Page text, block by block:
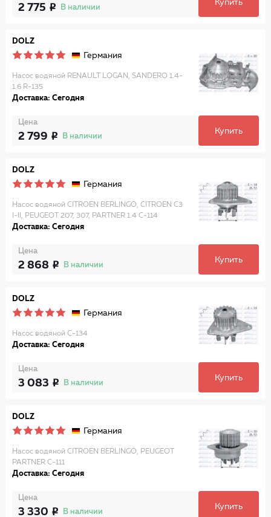
2 775 В наличии
Купить
DOLZ
Германия
Насос водяной RENAULT LOGAN, SANDERO 1.4-
1.6 R-135
Доставка: Сегодня
Цена
2 799 В наличии
Купить
DOLZ
Германия
Насос водяной CITROEN BERLINGO, CITROEN C3
I-II, PEUGEOT 207, 307, PARTNER 1.4 C-114
Доставка: Сегодня
Цена
2 868 В наличии
Купить
DOLZ
Германия
Насос водяной C-134
Доставка: Сегодня
Цена
3 083 В наличии
Купить
DOLZ
Германия
Насос водяной CITROEN BERLINGO, PEUGEOT
PARTNER C-111
Доставка: Сегодня
Цена
3 330 В наличии
Купить